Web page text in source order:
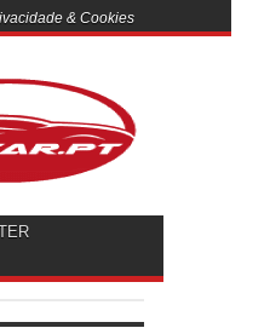
& Cookies